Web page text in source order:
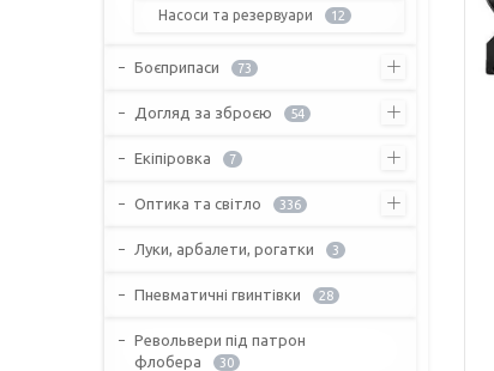
Насоси та резервуари 12
Боєприпаси 73
Догляд за зброєю 54
Екіпіровка 7
Оптика та світло 336
Луки, арбалети, рогатки 3
Пневматичні гвинтівки 28
Револьвери під патрон
флобера
30